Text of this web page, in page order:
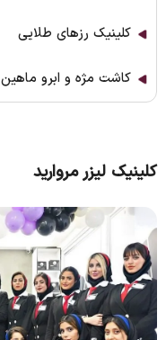
كلينيک رزهای طلايی
کاشت مژه و ابرو ماهین
کلینیک لیزر مروارید